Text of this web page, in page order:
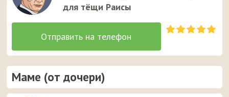
для тёщи Раисы
Маме (от дочери)